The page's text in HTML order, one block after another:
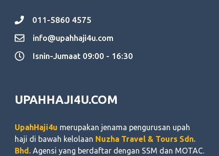
011-5860 4575
info@upahhaji4u.com
Isnin-Jumaat 09:00 - 16:30
UPAHHAJI4U.COM
UpahHaji4u merupakan jenama pengurusan upah
haji di bawah kelolaan Nuzha Travel & Tours Sdn.
Bhd. Agensi yang berdaftar dengan SSM dan MOTAC.